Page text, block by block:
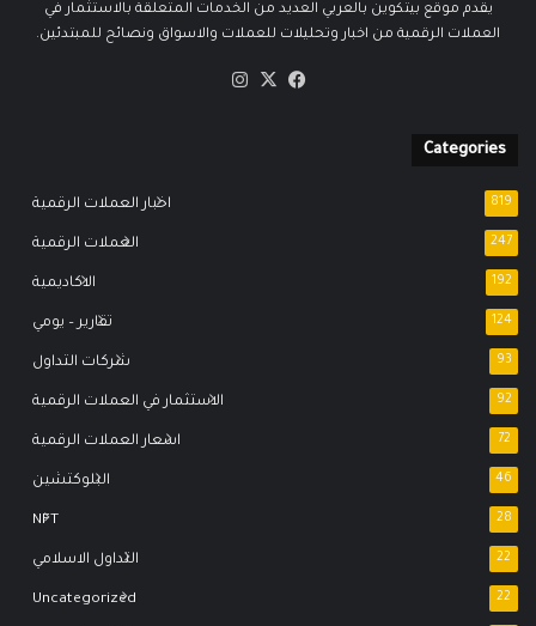
يقدم موقع بيتكوين بالعربي العديد من الخدمات المتعلقة بالاستثمار في
العملات الرقمية من اخبار وتحليلات للعملات والاسواق ونصائح للمبتدئين.
فيسبوك
‫X
Categories
اخبار العملات الرقمية 819
العملات الرقمية 247
الاكاديمية 192
تقارير – يومي 124
شركات التداول 93
الاستثمار في العملات الرقمية 92
اسعار العملات الرقمية 72
البلوكتشين 46
NFT 28
التداول الاسلامي 22
Uncategorized 22